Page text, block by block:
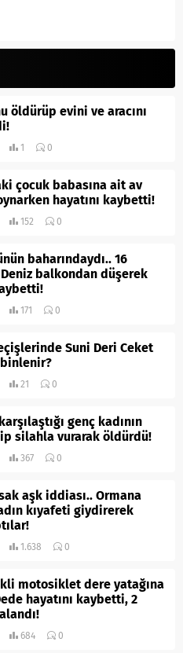
öldürüp evini ve aracını
1 0
çocuk babasına ait av
hayatını kaybetti!
152 0
baharındaydı.. 16
balkondan düşerek
171 0
Suni Deri Ceket
21 0
genç kadının
silahla vurarak öldürdü!
367 0
aşk iddiası.. Ormana
kıyafeti giydirerek
1.638 0
motosiklet dere yatağına
hayatını kaybetti, 2
684 0